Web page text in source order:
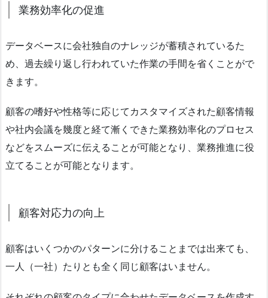
業務効率化の促進
データベースに会社独自のナレッジが蓄積されているた
め、過去繰り返し行われていた作業の手間を省くことがで
きます。
顧客の嗜好や性格等に応じてカスタマイズされた顧客情報
や社内会議を幾度と経て漸くできた業務効率化のプロセス
などをスムーズに伝えることが可能となり、業務推進に役
立てることが可能となります。
顧客対応力の向上
顧客はいくつかのパターンに分けることまでは出来ても、
一人（一社）たりとも全く同じ顧客はいません。